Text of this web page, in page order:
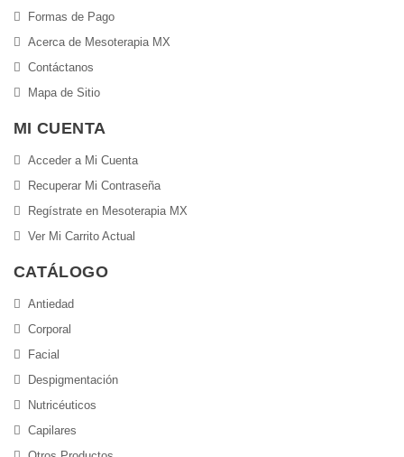
Formas de Pago
Acerca de Mesoterapia MX
Contáctanos
Mapa de Sitio
MI CUENTA
Acceder a Mi Cuenta
Recuperar Mi Contraseña
Regístrate en Mesoterapia MX
Ver Mi Carrito Actual
CATÁLOGO
Antiedad
Corporal
Facial
Despigmentación
Nutricéuticos
Capilares